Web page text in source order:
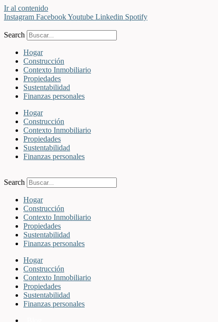
Ir al contenido
Instagram FacebookYoutube Linkedin Spotify
Search
Hogar
Construcción
Contexto Inmobiliario
Propiedades
Sustentabilidad
Finanzas personales
Hogar
Construcción
Contexto Inmobiliario
Propiedades
Sustentabilidad
Finanzas personales
Search
Hogar
Construcción
Contexto Inmobiliario
Propiedades
Sustentabilidad
Finanzas personales
Hogar
Construcción
Contexto Inmobiliario
Propiedades
Sustentabilidad
Finanzas personales